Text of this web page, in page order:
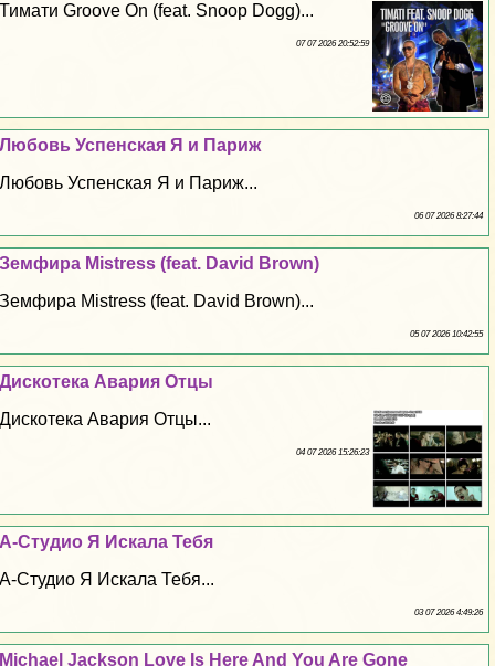
Тимати Groove On (feat. Snoop Dogg)...
07 07 2026 20:52:59
Любовь Успенская Я и Париж
Любовь Успенская Я и Париж...
06 07 2026 8:27:44
Земфира Mistress (feat. David Brown)
Земфира Mistress (feat. David Brown)...
05 07 2026 10:42:55
Дискотека Авария Отцы
Дискотека Авария Отцы...
04 07 2026 15:26:23
А-Студио Я Искала Тебя
А-Студио Я Искала Тебя...
03 07 2026 4:49:26
Michael Jackson Love Is Here And You Are Gone